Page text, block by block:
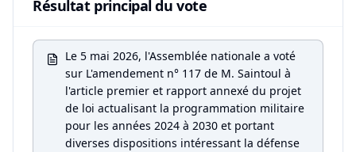
Résultat principal du vote
Le 5 mai 2026, l'Assemblée nationale a voté
sur L'amendement n° 117 de M. Saintoul à
l'article premier et rapport annexé du projet
de loi actualisant la programmation militaire
pour les années 2024 à 2030 et portant
diverses dispositions intéressant la défense